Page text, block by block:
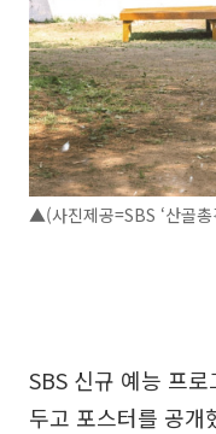
▲(사진제공=SBS ‘산골총
SBS 신규 예능 프로
두고 포스터를 공개